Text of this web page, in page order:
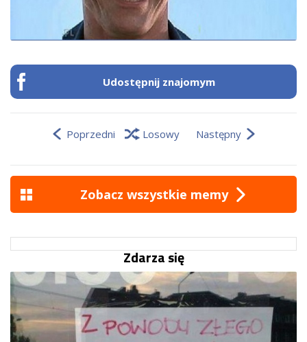
Udostępnij znajomym
Poprzedni Losowy Następny
Zobacz wszystkie memy
Zdarza się